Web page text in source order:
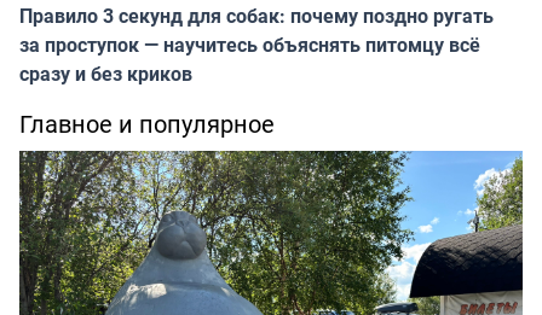
Правило 3 секунд для собак: почему поздно ругать
за проступок — научитесь объяснять питомцу всё
сразу и без криков
Главное и популярное